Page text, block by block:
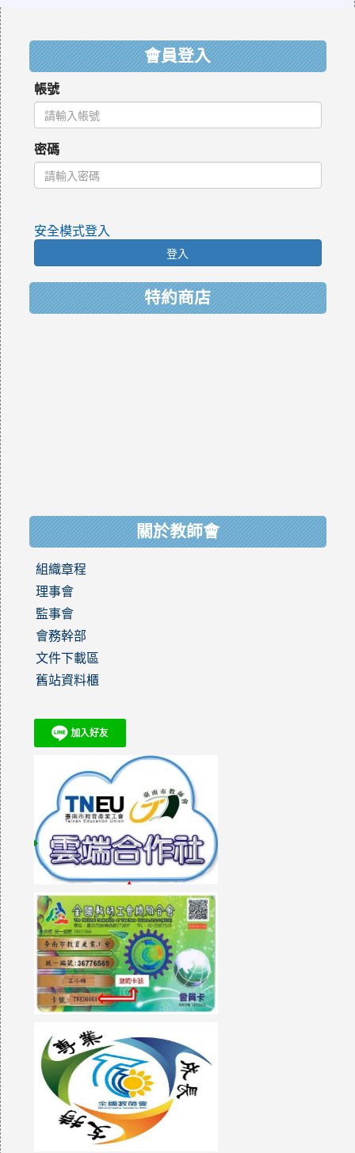
會員登入
帳號
密碼
安全模式登入
登入
特約商店
關於教師會
組織章程
理事會
監事會
會務幹部
文件下載區
舊站資料櫃